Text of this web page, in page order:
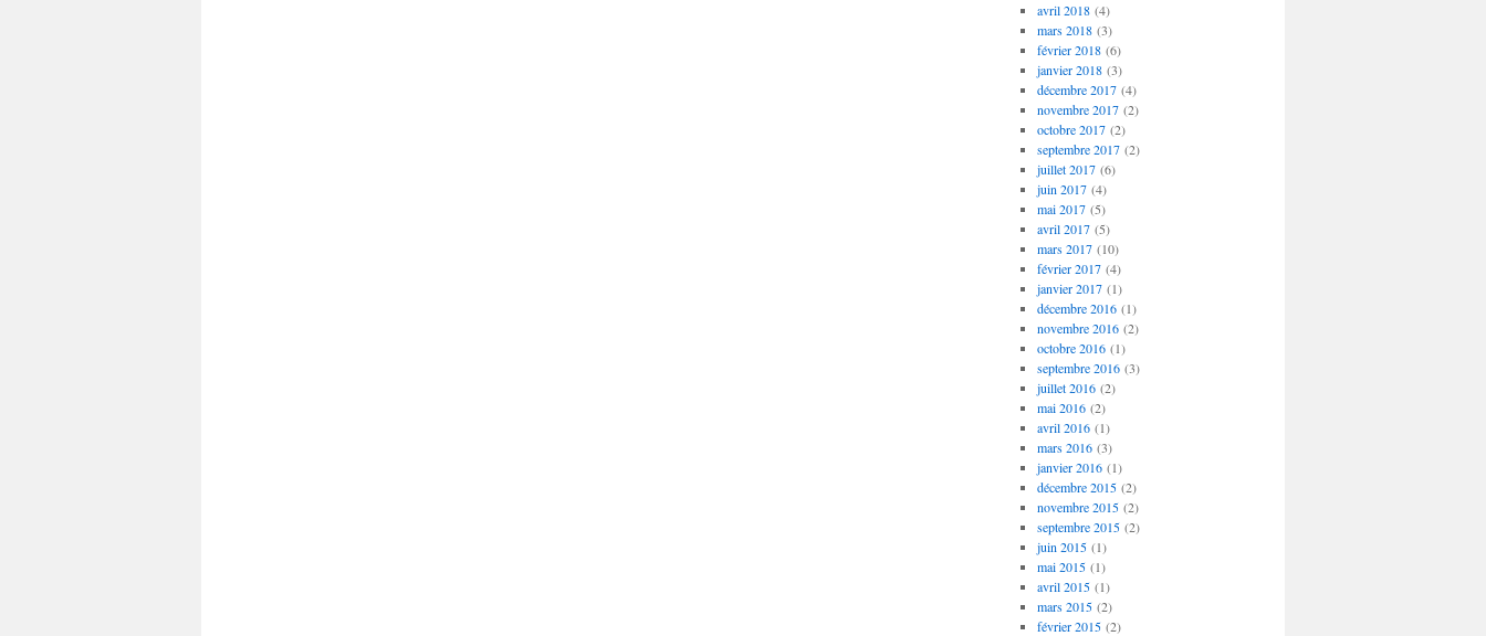
avril 2018(4)
mars 2018(3)
février 2018(6)
janvier 2018(3)
décembre 2017(4)
novembre 2017(2)
octobre 2017(2)
septembre 2017(2)
juillet 2017(6)
juin 2017(4)
mai 2017(5)
avril 2017(5)
mars 2017(10)
février 2017(4)
janvier 2017(1)
décembre 2016(1)
novembre 2016(2)
octobre 2016(1)
septembre 2016(3)
juillet 2016(2)
mai 2016(2)
avril 2016(1)
mars 2016(3)
janvier 2016(1)
décembre 2015(2)
novembre 2015(2)
septembre 2015(2)
juin 2015(1)
mai 2015(1)
avril 2015(1)
mars 2015(2)
février 2015(2)